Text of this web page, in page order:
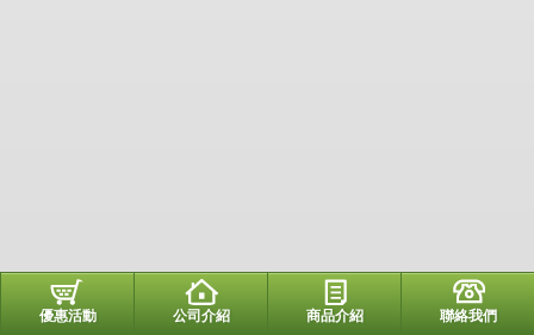
優惠活動 公司介紹 商品介紹 聯絡我們